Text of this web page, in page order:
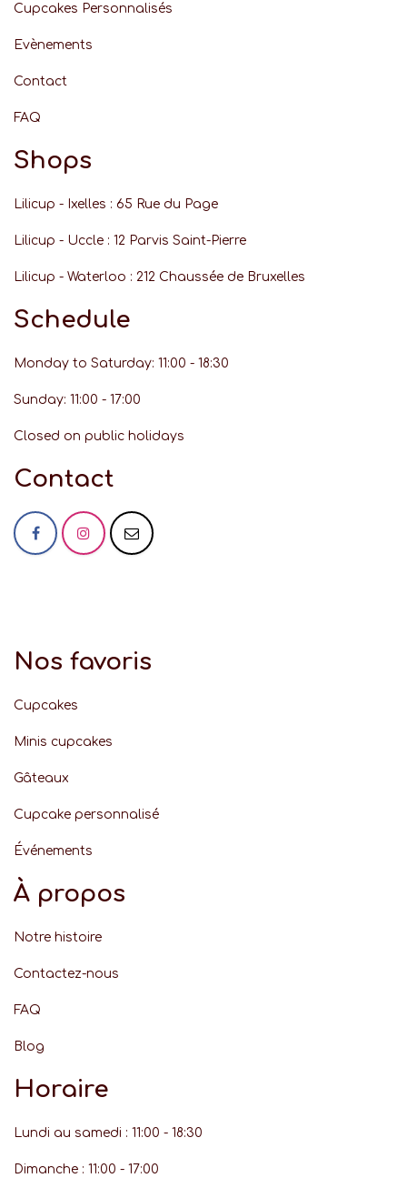
Cupcakes Personnalisés
Evènements
Contact
FAQ
Shops
Lilicup - Ixelles : 65 Rue du Page
Lilicup - Uccle : 12 Parvis Saint-Pierre
Lilicup - Waterloo : 212 Chaussée de Bruxelles
Schedule
Monday to Saturday: 11:00 - 18:30
Sunday: 11:00 - 17:00
Closed on public holidays
Contact
Nos favoris
Cupcakes
Minis cupcakes
Gâteaux
Cupcake personnalisé
Événements
À propos
Notre histoire
Contactez-nous
FAQ
Blog
Horaire
Lundi au samedi : 11:00 - 18:30
Dimanche : 11:00 - 17:00